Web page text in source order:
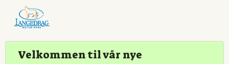
Velkommen til vår nye
Brukeravtale
Personvernerklæring
Kontakt
oss